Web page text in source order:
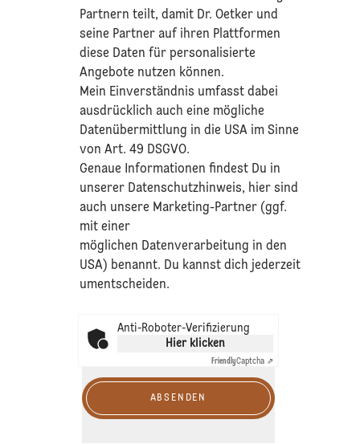
Partnern teilt, damit Dr. Oetker und
seine Partner auf ihren Plattformen
diese Daten für personalisierte
Angebote nutzen können.
Mein Einverständnis umfasst dabei
ausdrücklich auch eine mögliche
Datenübermittlung in die USA im Sinne
von Art. 49 DSGVO.​
​Genaue Informationen findest Du in
unserer Datenschutzhinweis, hier sind
auch unsere Marketing-Partner (ggf.
mit einer
möglichen Datenverarbeitung in den
USA) benannt. Du kannst dich jederzeit
umentscheiden.
Anti-Roboter-Verifizierung
Hier klicken
FriendlyCaptcha ⇗
ABSENDEN